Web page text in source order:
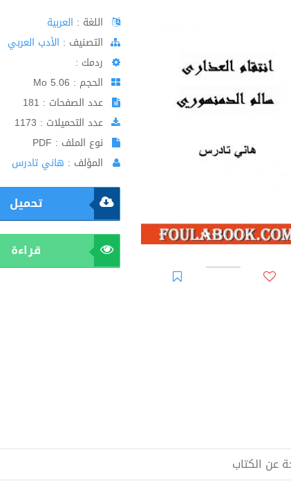
اللغة : العربية
اﻟﺘﺼﻨﻴﻒ : الأدب العربي
ردمك :
الحجم : 5.06 Mo
عدد الصفحات : 181
عدد التحميلات : 1173
نوع الملف : PDF
المؤلف : هاني تادرس
تحميل
قراءة
عن الكتاب